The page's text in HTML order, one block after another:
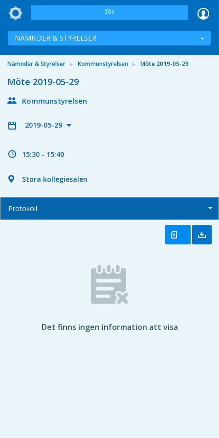
Sök
NÄMNDER & STYRELSER
Nämnder & Styrelser Kommunstyrelsen Möte 2019-05-29
Möte 2019-05-29
Kommunstyrelsen
2019-05-29
15:30 - 15:40
Stora kollegiesalen
Protokoll
Det finns ingen information att visa